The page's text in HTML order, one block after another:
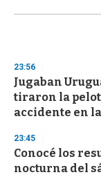
s
d
s
o
f
3
s
e
c
o
23:56
Jugaban
tiraron la
accidente en
23:45
Conocé los
nocturna del